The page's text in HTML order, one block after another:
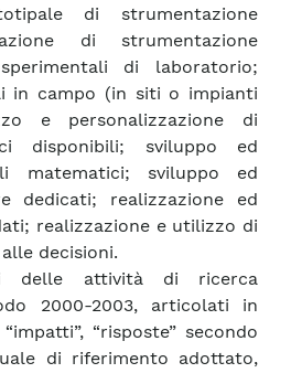
di strumentazione
di strumentazione
di laboratorio;
in campo (in siti o impianti
e personalizzazione di
disponibili; sviluppo ed
matematici; sviluppo ed
dedicati; realizzazione ed
realizzazione e utilizzo di
decisioni.
delle attività di ricerca
2000-2003, articolati in
“impatti”, “risposte” secondo
di riferimento adottato,